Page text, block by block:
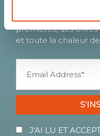
premières, des offres
et toute la chaleur de
J'AI LU ET